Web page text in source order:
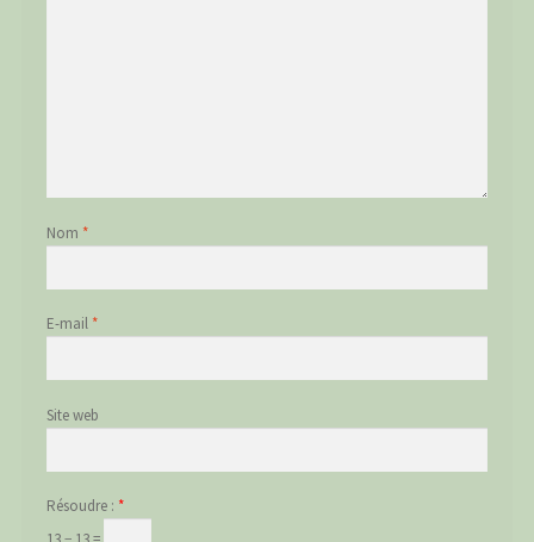
Nom *
E-mail *
Site web
Résoudre : *